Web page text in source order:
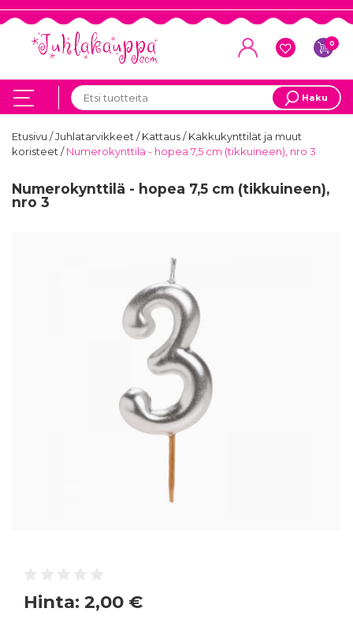
0
Haku
Etusivu /Juhlatarvikkeet/Kattaus/Kakkukynttilät ja muut
koristeet/Numerokynttilä - hopea 7,5 cm (tikkuineen), nro 3
Numerokynttilä - hopea 7,5 cm (tikkuineen),
nro 3
Hinta: 2,00 €